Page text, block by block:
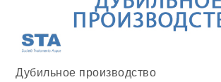
Дубильное производство